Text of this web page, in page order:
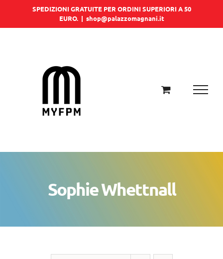
SPEDIZIONI GRATUITE PER ORDINI SUPERIORI A 50
EURO. | shop@palazzomagnani.it
Sophie Whettnall